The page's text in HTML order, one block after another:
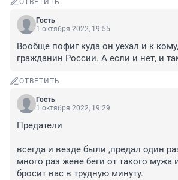
ОТВЕТИТЬ
Гость
1 октября 2022, 19:55
Вообще пофиг куда он уехал и к
гражданин России. А если и нет, и
ОТВЕТИТЬ
Гость
1 октября 2022, 19:29
Предатели
всегда и везде были ,предал один
много раз жене беги от такого мужа
бросит вас в трудную минуту.